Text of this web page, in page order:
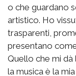
o che guardano
artistico. Ho
trasparenti,
presentano
Quello che mi dà
la musica è la